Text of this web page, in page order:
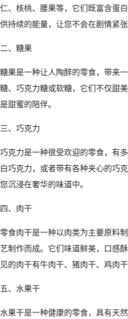
仁、核桃、腰果等，它们既富含蛋
供持续的能量，让您不会在剧情紧张
二、糖果
糖果是一种让人陶醉的零食，带来
糖、巧克力糖或软糖，它们不仅甜
是甜蜜的陪伴。
三、巧克力
巧克力是一种很受欢迎的零食，有
白巧克力，或者带有各种夹心的巧
您沉浸在奢华的味道中。
四、肉干
零食肉干是一种以肉类为主要原料
艺制作而成。它们味道鲜美，口感
见的肉干有牛肉干、猪肉干、鸡肉干
五、水果干
水果干是一种健康的零食，具有天